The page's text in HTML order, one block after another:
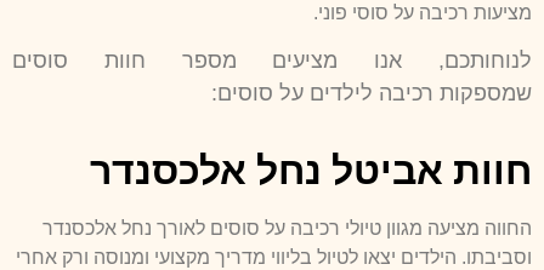
מציעות רכיבה על סוסי פוני.
לנוחותכם, אנו מציעים מספר חוות סוסים
שמספקות רכיבה לילדים על סוסים:
חוות אביטל נחל אלכסנדר
החווה מציעה מגוון טיולי רכיבה על סוסים לאורך נחל אלכסנדר
וסביבתו. הילדים יצאו לטיול בליווי מדריך מקצועי ומנוסה ורק אחרי